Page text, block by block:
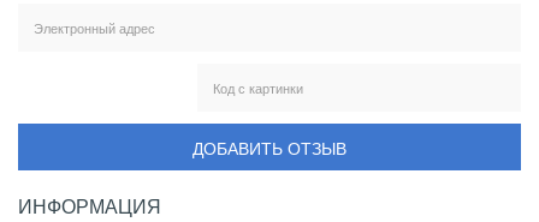
ДОБАВИТЬ ОТЗЫВ
ИНФОРМАЦИЯ